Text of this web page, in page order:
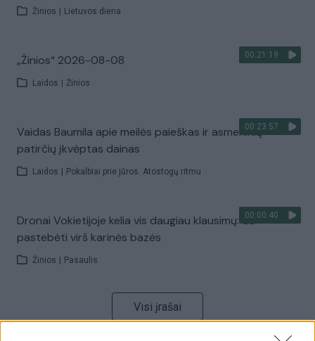
Žinios Lietuvos diena
00:21:19
„Žinios“ 2026-08-08
Laidos Žinios
00:23:57
Vaidas Baumila apie meilės paieškas ir asmeninių
patirčių įkvėptas dainas
Laidos Pokalbiai prie jūros. Atostogų ritmu
00:00:40
Dronai Vokietijoje kelia vis daugiau klausimų: du
pastebėti virš karinės bazės
Žinios Pasaulis
Visi įrašai